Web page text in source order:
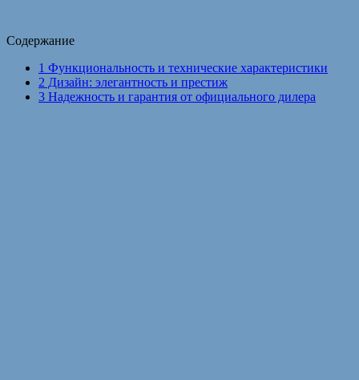
Содержание
1 Функциональность и технические характеристики
2 Дизайн: элегантность и престиж
3 Надежность и гарантия от официального дилера